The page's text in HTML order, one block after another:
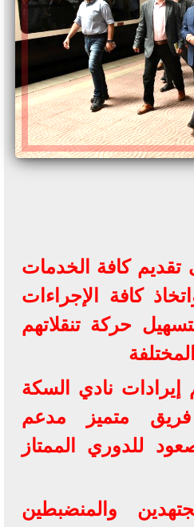
كافة الخدمات
كافة الإجراءات
حركة تنقلاتهم
نادي السكة
فريق متميز مدعم
للدوري الممتاز
والمنضبطين